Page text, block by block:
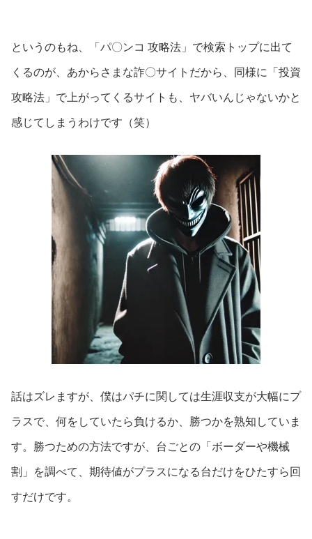
というのもね、「パ〇ンコ 攻略法」で検索トップに出て
くるのが、あからさまな詐〇サイトだから、同様に「投資
攻略法」で上がってくるサイトも、ヤバいんじゃないかと
感じてしまうわけです（笑）
話はズレますが、僕はパチに関しては生涯収支が大幅にプ
ラスで、何をしていたら負けるか、勝つかを熟知していま
す。勝つための方法ですが、台ごとの「ボーダーや機械
割」を調べて、期待値がプラスになる台だけをひたすら回
すだけです。